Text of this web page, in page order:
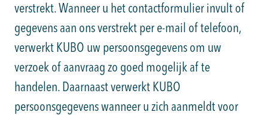
verstrekt. Wanneer u het contactformulier invult of
gegevens aan ons verstrekt per e-mail of telefoon,
verwerkt KUBO uw persoonsgegevens om uw
verzoek of aanvraag zo goed mogelijk af te
handelen. Daarnaast verwerkt KUBO
persoonsgegevens wanneer u zich aanmeldt voor